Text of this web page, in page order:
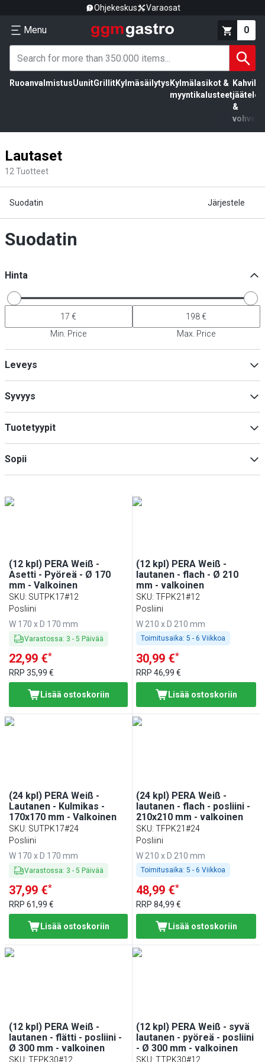
Ohjekeskus Varaosat
Menu 0
RuoanvalmistusUunitGrillitKylmäsäilytys Kylmälasikot &
myyntikalusteet
Kahvila,
jäätelö
&
vohvelit
Lautaset
12 Tuotteet
Suodatin Järjestele
Suodatin
Hinta
Min. Price Max. Price
Leveys
Syvyys
Tuotetyypit
Aluslautaset
Sopii
(12 kpl) PERA Weiß -
Asetti - Pyöreä - Ø 170
mm - Valkoinen
SKU: SUTPK17#12
Posliini
W 170 x D 170 mm
Varastossa: 3 - 5 Päivää
22,99 €*
RRP 35,99 €
Lisää ostoskoriin
(12 kpl) PERA Weiß -
lautanen - flach - Ø 210
mm - valkoinen
SKU:TFPK21#12
Posliini
W 210 x D 210 mm
Toimitusaika: 5 - 6 Viikkoa
30,99 €*
RRP46,99 €
Lisää ostoskoriin
(24 kpl) PERA Weiß -
Lautanen - Kulmikas -
170x170 mm - Valkoinen
SKU: SUTPK17#24
Posliini
W 170 x D 170 mm
Varastossa: 3 - 5 Päivää
37,99 €*
RRP 61,99 €
Lisää ostoskoriin
(24 kpl) PERA Weiß -
lautanen - flach - posliini -
210x210 mm - valkoinen
SKU:TFPK21#24
Posliini
W 210 x D 210 mm
Toimitusaika: 5 - 6 Viikkoa
48,99 €*
RRP84,99 €
Lisää ostoskoriin
(12 kpl) PERA Weiß -
lautanen - flätti - posliini -
Ø 300 mm - valkoinen
SKU: TFPK30#12
(12 kpl) PERA Weiß - syvä
lautanen - pyöreä - posliini
- Ø 300 mm - valkoinen
SKU:TTPK30#12